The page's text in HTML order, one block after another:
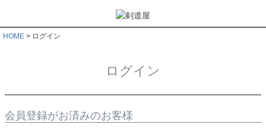
HOME ログイン
ログイン
会員登録がお済みのお客様